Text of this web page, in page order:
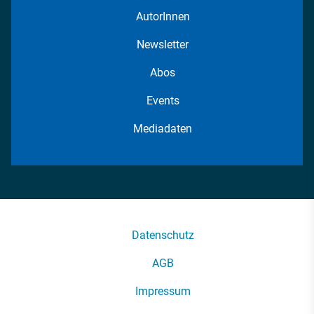
AutorInnen
Newsletter
Abos
Events
Mediadaten
Datenschutz
AGB
Impressum